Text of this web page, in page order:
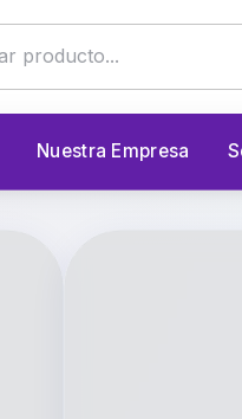
Nuestra Empresa